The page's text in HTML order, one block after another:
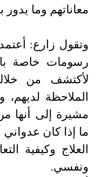
معاناتهم وما يدور
وتقول زارع:
رسومات خاصة
لأكتشف من
الملاحظة
مشيرة إلى أنها
ما إذا كان
العلاج وكيفية
ونفسي.